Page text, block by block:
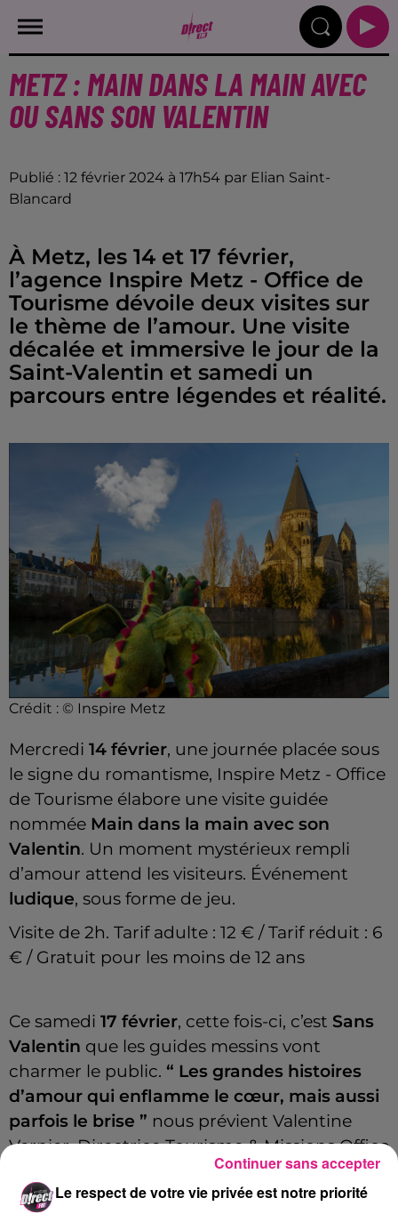
METZ : MAIN DANS LA MAIN AVEC
OU SANS SON VALENTIN
Publié : 12 février 2024 à 17h54 par Elian Saint-
Blancard
À Metz, les 14 et 17 février,
l’agence Inspire Metz - Office de
Tourisme dévoile deux visites sur
le thème de l’amour. Une visite
décalée et immersive le jour de la
Saint-Valentin et samedi un
parcours entre légendes et réalité.
Crédit : © Inspire Metz
Mercredi 14 février, une journée placée sous
le signe du romantisme, Inspire Metz - Office
de Tourisme élabore une visite guidée
nommée Main dans la main avec son
Valentin. Un moment mystérieux rempli
d’amour attend les visiteurs. Événement
ludique, sous forme de jeu.
Visite de 2h. Tarif adulte : 12 € / Tarif réduit : 6
€ / Gratuit pour les moins de 12 ans
Ce samedi 17 février, cette fois-ci, c’est Sans
Valentin que les guides messins vont
charmer le public. “ Les grandes histoires
d’amour qui enflamme le cœur, mais aussi
parfois le brise ” nous prévient Valentine
Vernier, Directrice Tourisme & Missions Office
de Tourisme chez Agence Inspire Metz. En
passant des histoires célèbres de Brunehilde,
Le respect de votre vie privée est notre priorité
Continuer sans accepter